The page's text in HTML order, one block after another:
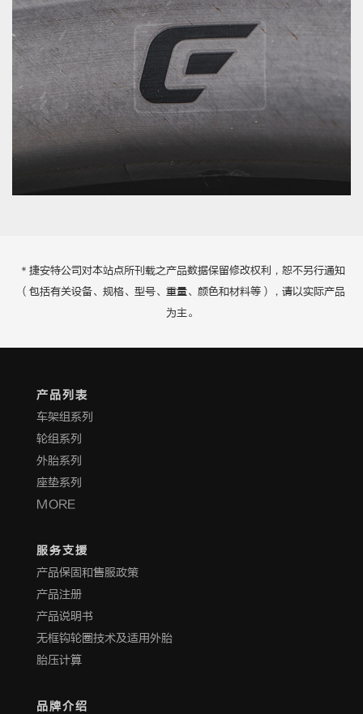
＊捷安特公司对本站点所刊载之产品数据保留修改权利，恕不另行通知
（包括有关设备、规格、型号、重量、颜色和材料等），请以实际产品
为主。
产品列表
车架组系列
轮组系列
外胎系列
座垫系列
MORE
服务支援
产品保固和售服政策
产品注册
产品说明书
无框钩轮圈技术及适用外胎
胎压计算
品牌介绍